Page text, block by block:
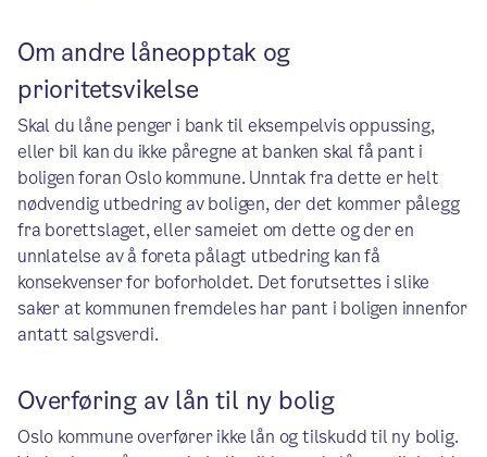
Om andre låneopptak og
prioritetsvikelse
Skal du låne penger i bank til eksempelvis oppussing,
eller bil kan du ikke påregne at banken skal få pant i
boligen foran Oslo kommune. Unntak fra dette er helt
nødvendig utbedring av boligen, der det kommer pålegg
fra borettslaget, eller sameiet om dette og der en
unnlatelse av å foreta pålagt utbedring kan få
konsekvenser for boforholdet. Det forutsettes i slike
saker at kommunen fremdeles har pant i boligen innenfor
antatt salgsverdi.
Overføring av lån til ny bolig
Oslo kommune overfører ikke lån og tilskudd til ny bolig.